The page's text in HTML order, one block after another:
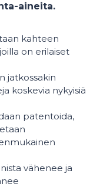
aineita.
kahteen
on erilaiset
jatkossakin
koskevia nykyisiä
patentoida,
vähenee ja